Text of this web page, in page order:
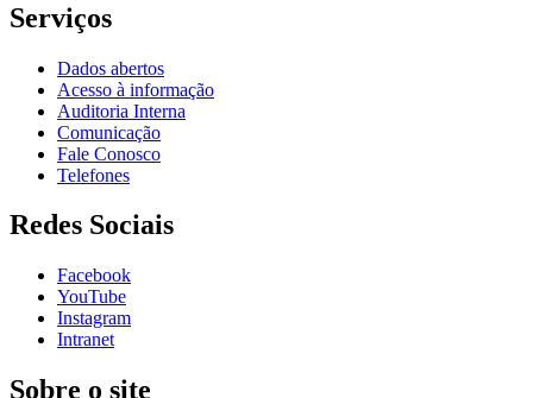
Serviços
Dados abertos
Acesso à informação
Auditoria Interna
Comunicação
Fale Conosco
Telefones
Redes Sociais
Facebook
YouTube
Instagram
Intranet
Sobre o site